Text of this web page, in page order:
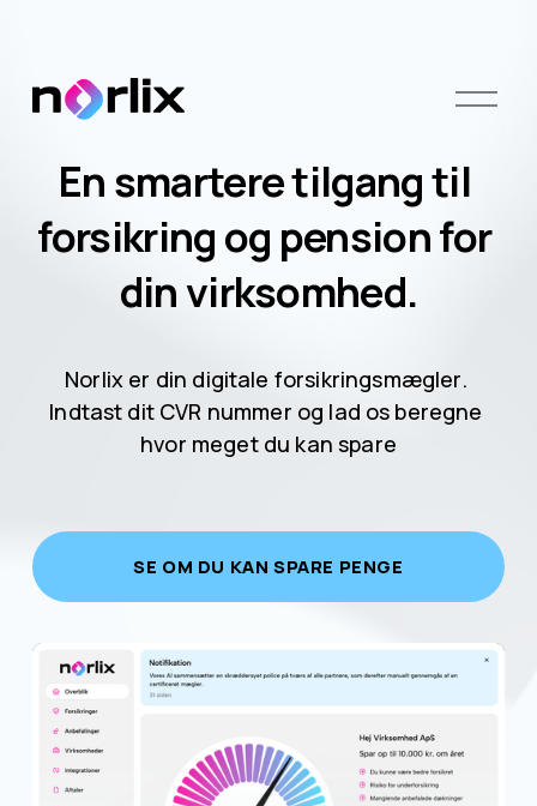
O
n
En smartere tilgang til
forsikring og pension for
din virksomhed.
Norlix er din digitale forsikringsmægler.
Indtast dit CVR nummer og lad os beregne
hvor meget du kan spare
SE OM DU KAN SPARE PENGE